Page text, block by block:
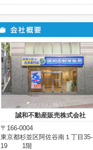
誠和不動産販売株式会社
〒166-0004
東京都杉並区阿佐谷南１丁目35-
19 1階